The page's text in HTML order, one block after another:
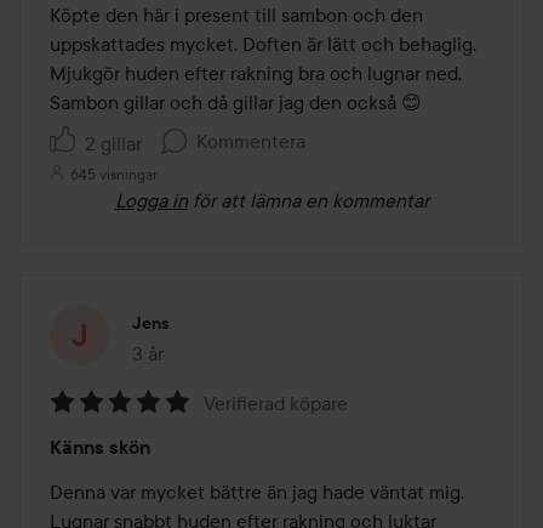
av
5
Köpte den här i present till sambon och den
uppskattades mycket. Doften är lätt och behaglig.
Mjukgör huden efter rakning bra och lugnar ned.
Sambon gillar och då gillar jag den också 😊
2 gillar
Kommentera
645 visningar
Logga in för att lämna en kommentar
Jens
3 år
Inlägget skapades 3 år
5
av
5
Verifierad köpare
Känns skön
Denna var mycket bättre än jag hade väntat mig.
Lugnar snabbt huden efter rakning och luktar